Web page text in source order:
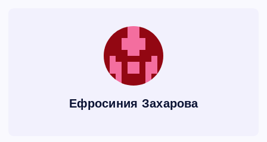
Ефросиния Захарова